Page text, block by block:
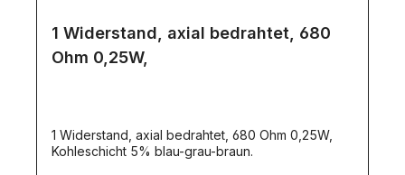
1 Widerstand, axial bedrahtet, 680
Ohm 0,25W,
1 Widerstand, axial bedrahtet, 680 Ohm 0,25W,
Kohleschicht 5% blau-grau-braun.